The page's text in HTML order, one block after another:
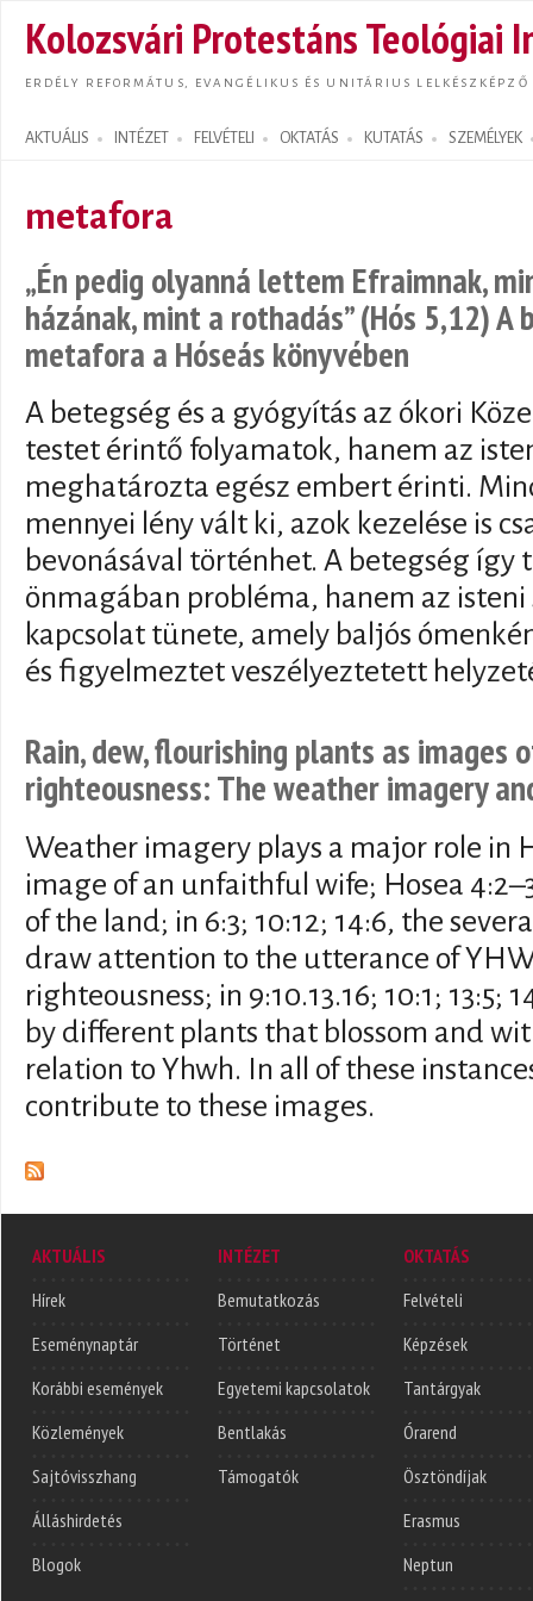
Kolozsvári Protestáns Teológiai
ERDÉLY REFORMÁTUS, EVANGÉLIKUS ÉS UNITÁRIUS LELKÉSZKÉPZŐ
AKTUÁLIS INTÉZET FELVÉTELI OKTATÁS KUTATÁS SZEMÉLYEK
Search form
metafora
„Én pedig olyanná lettem Efraimnak,
házának, mint a rothadás” (Hós 5,12)
metafora a Hóseás könyvében
A betegség és a gyógyítás az ókori
testet érintő folyamatok, hanem az
meghatározta egész embert érinti.
mennyei lény vált ki, azok kezelése is
bevonásával történhet. A betegség
önmagában probléma, hanem az
kapcsolat tünete, amely baljós
és figyelmeztet veszélyeztetett
Rain, dew, flourishing plants as images
righteousness: The weather imagery
Weather imagery plays a major role in
image of an unfaithful wife; Hosea
of the land; in 6:3; 10:12; 14:6, the
draw attention to the utterance of
righteousness; in 9:10.13.16; 10:1; 13:5;
by different plants that blossom and
relation to Yhwh. In all of these
contribute to these images.
AKTUÁLIS
Hírek
Eseménynaptár
Korábbi események
Közlemények
Sajtóvisszhang
Álláshirdetés
Blogok
INTÉZET
Bemutatkozás
Történet
Egyetemi kapcsolatok
Bentlakás
Támogatók
OKTATÁS
Felvételi
Képzések
Tantárgyak
Órarend
Ösztöndíjak
Erasmus
Neptun